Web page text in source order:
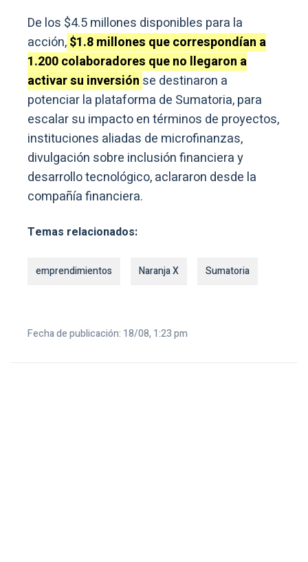
De los $4.5 millones disponibles para la
acción,$1.8 millones que correspondían a
1.200 colaboradores que no llegaron a
activar su inversión se destinaron a
potenciar la plataforma de Sumatoria, para
escalar su impacto en términos de proyectos,
instituciones aliadas de microfinanzas,
divulgación sobre inclusión financiera y
desarrollo tecnológico, aclararon desde la
compañía financiera.
Temas relacionados:
emprendimientos Naranja X Sumatoria
Fecha de publicación: 18/08, 1:23 pm